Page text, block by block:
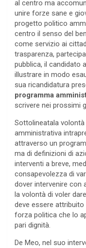
al centro ma
unire forze sane e
progetto politico
centro il senso del
come servizio ai
trasparenza,
pubblica, il candidato
illustrare in modo
sua ricandidatura
programma
scrivere nei prossimi
Sottolineatala volontà
amministrativa
attraverso un
ma di definizioni di
interventi a breve,
consapevolezza di
dover intervenire con
la volontà di voler
deve essere attribuito
forza politica che lo
pari dignità.
De Meo, nel suo